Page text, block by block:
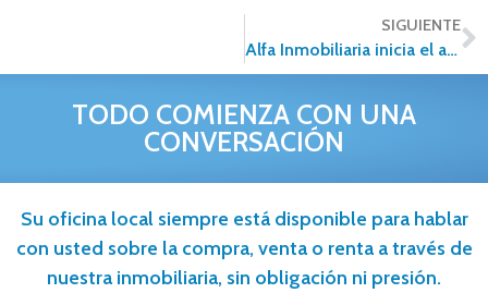
SIGUIENTE
Alfa Inmobiliaria inicia el año con un especial de Reyes Magos
TODO COMIENZA CON UNA
CONVERSACIÓN
Su oficina local siempre está disponible para hablar
con usted sobre la compra, venta o renta a través de
nuestra inmobiliaria, sin obligación ni presión.